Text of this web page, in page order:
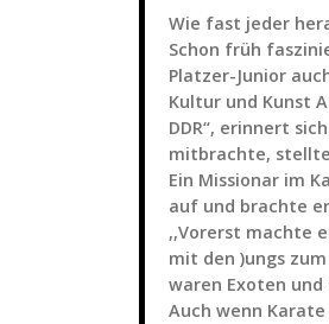
Wie fast jeder
Schon früh
Platzer-Junior
Kultur und Kunst
DDR“, erinnert
mitbrachte,
Ein Missionar im
auf und brachte
,,Vorerst machte
mit den )ungs
waren Exoten
Auch wenn